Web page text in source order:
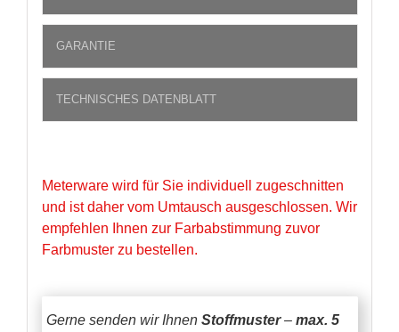
GARANTIE
TECHNISCHES DATENBLATT
Meterware wird für Sie individuell zugeschnitten
und ist daher vom Umtausch ausgeschlossen. Wir
empfehlen Ihnen zur Farbabstimmung zuvor
Farbmuster zu bestellen.
Gerne senden wir Ihnen Stoffmuster– max. 5